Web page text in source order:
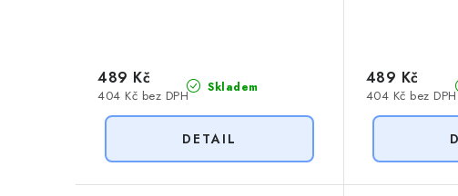
Skladem
404 Kč bez DPH
489 Kč
404 Kč bez DPH
489 Kč